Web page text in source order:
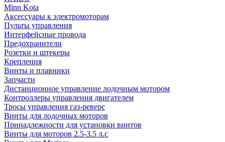
Minn Kota
Аксессуары к электромоторам
Пульты управления
Интерфейсные провода
Предохранители
Розетки и штекеры
Крепления
Винты и плавники
Запчасти
Дистанционное управление лодочным мотором
Контроллеры управления двигателем
Тросы управления газ-реверс
Винты для лодочных моторов
Принадлежности для установки винтов
Винты для моторов 2.5-3.5 л.с